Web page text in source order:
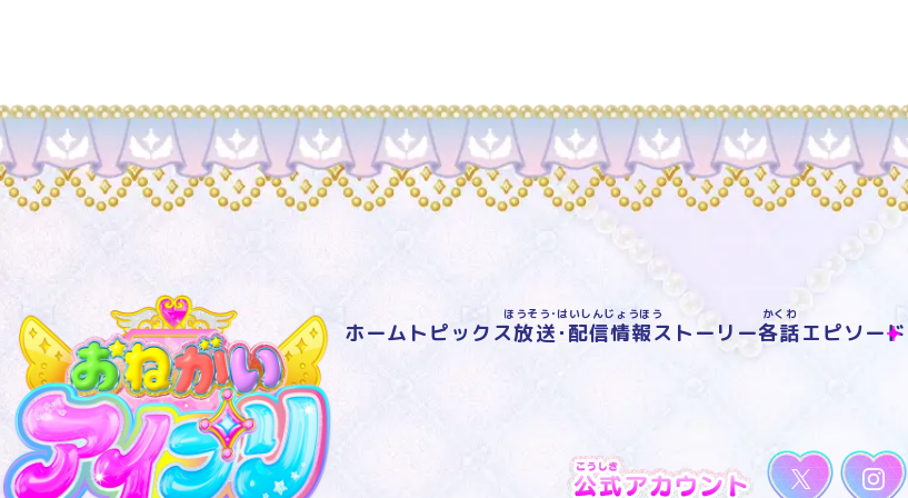
ホーム トピックス放送･配信情報
ほうそう･はいしんじょうほう
ストーリー各話
かくわ
エピソード